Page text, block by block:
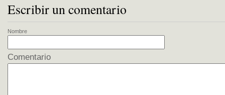
Escribir un comentario
Nombre
Comentario